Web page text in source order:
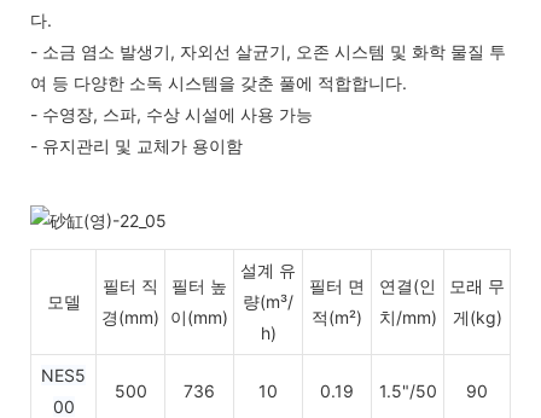
다.
- 소금 염소 발생기, 자외선 살균기, 오존 시스템 및 화학 물질 투
여 등 다양한 소독 시스템을 갖춘 풀에 적합합니다.
- 수영장, 스파, 수상 시설에 사용 가능
- 유지관리 및 교체가 용이함
모델
필터 직
경(mm)
필터 높
이(mm)
설계 유
량(m³/
h)
필터 면
적(m²)
연결(인
치/mm)
모래 무
게(kg)
NES5
00
500 736 10 0.19 1.5"/50 90